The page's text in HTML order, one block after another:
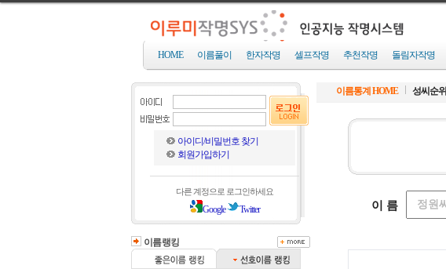
HOME 이름풀이 한자작명 셀프작명 추천작명 돌림자작명
아이디/비밀번호 찾기
회원가입하기
다른 계정으로 로그인하세요
Google Twitter
이름랭킹
이름통계 HOME 성씨순위